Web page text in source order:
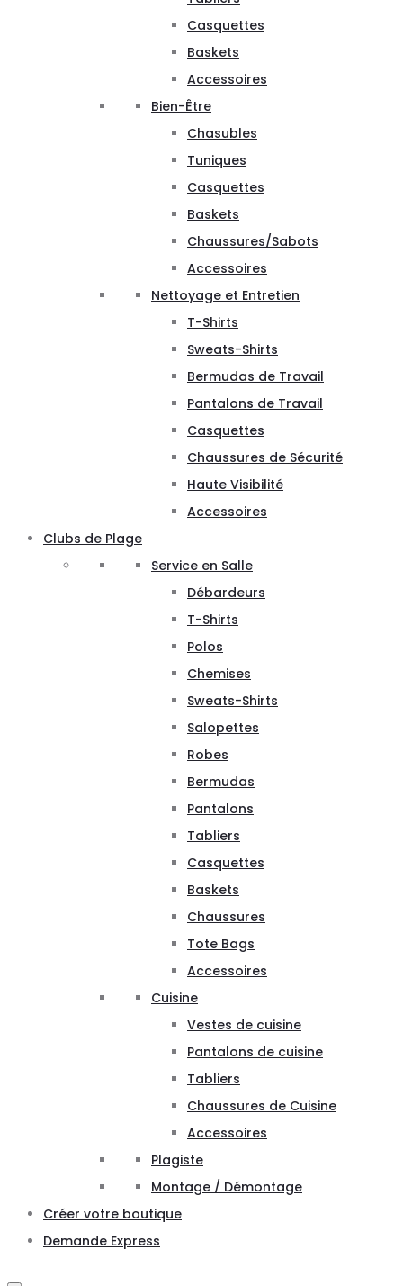
Casquettes
Baskets
Accessoires
Bien-Être
Chasubles
Tuniques
Casquettes
Baskets
Chaussures/Sabots
Accessoires
Nettoyage et Entretien
T-Shirts
Sweats-Shirts
Bermudas de Travail
Pantalons de Travail
Casquettes
Chaussures de Sécurité
Haute Visibilité
Accessoires
Clubs de Plage
Service en Salle
Débardeurs
T-Shirts
Polos
Chemises
Sweats-Shirts
Salopettes
Robes
Bermudas
Pantalons
Tabliers
Casquettes
Baskets
Chaussures
Tote Bags
Accessoires
Cuisine
Vestes de cuisine
Pantalons de cuisine
Tabliers
Chaussures de Cuisine
Accessoires
Plagiste
Montage / Démontage
Créer votre boutique
Demande Express